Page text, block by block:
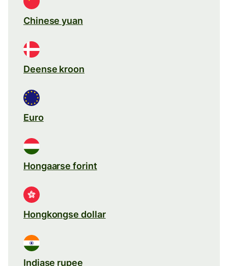
Chinese yuan
Deense kroon
Euro
Hongaarse forint
Hongkongse dollar
Indiase rupee